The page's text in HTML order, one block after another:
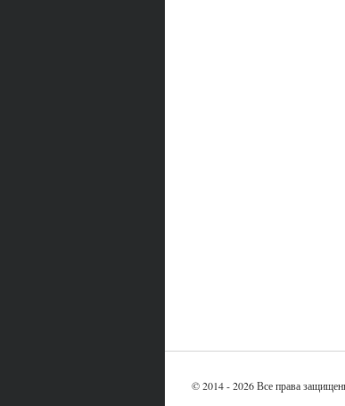
© 2014 - 2026 Все права